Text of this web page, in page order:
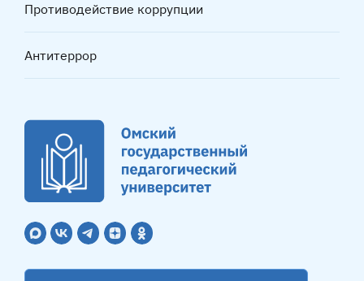
Противодействие коррупции
Антитеррор